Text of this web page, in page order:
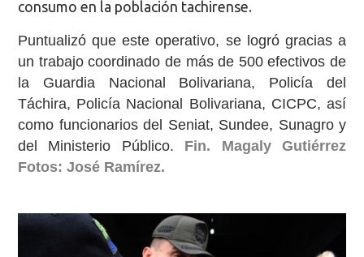
consumo en la población tachirense.
Puntualizó que este operativo, se logró gracias a
un trabajo coordinado de más de 500 efectivos de
la Guardia Nacional Bolivariana, Policía del
Táchira, Policía Nacional Bolivariana, CICPC, así
como funcionarios del Seniat, Sundee, Sunagro y
del Ministerio Público. Fin. Magaly Gutiérrez
Fotos: José Ramírez.